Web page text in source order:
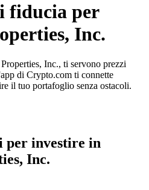
fiducia per
Inc.
Inc., ti servono prezzi
di Crypto.com ti connette
il tuo portafoglio senza ostacoli.
per investire in
Inc.